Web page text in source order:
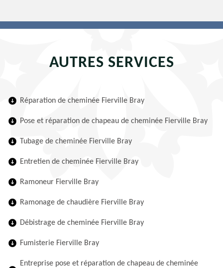
AUTRES SERVICES
Réparation de cheminée Fierville Bray
Pose et réparation de chapeau de cheminée Fierville Bray
Tubage de cheminée Fierville Bray
Entretien de cheminée Fierville Bray
Ramoneur Fierville Bray
Ramonage de chaudière Fierville Bray
Débistrage de cheminée Fierville Bray
Fumisterie Fierville Bray
Entreprise pose et réparation de chapeau de cheminée